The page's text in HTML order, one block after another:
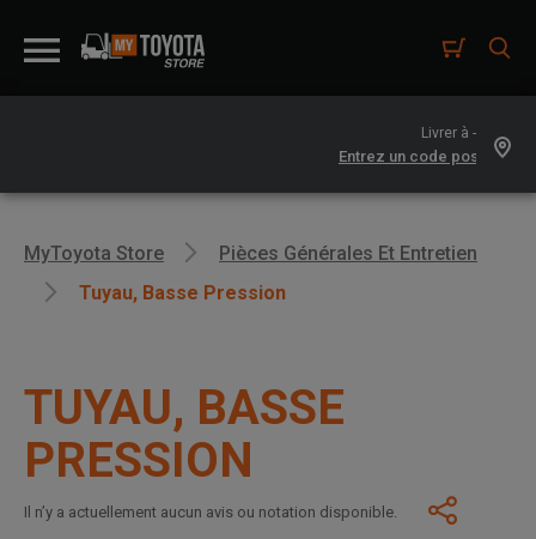
Livrer à -
MyToyota Store
Pièces Générales Et Entretien
Tuyau, Basse Pression
TUYAU, BASSE
PRESSION
Il n’y a actuellement aucun avis ou notation disponible.